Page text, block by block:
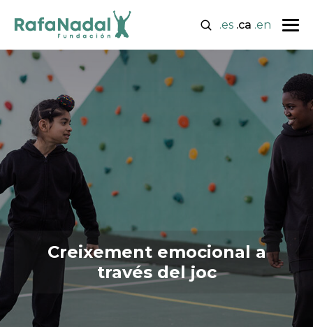
.es .ca .en
Creixement emocional a
través del joc